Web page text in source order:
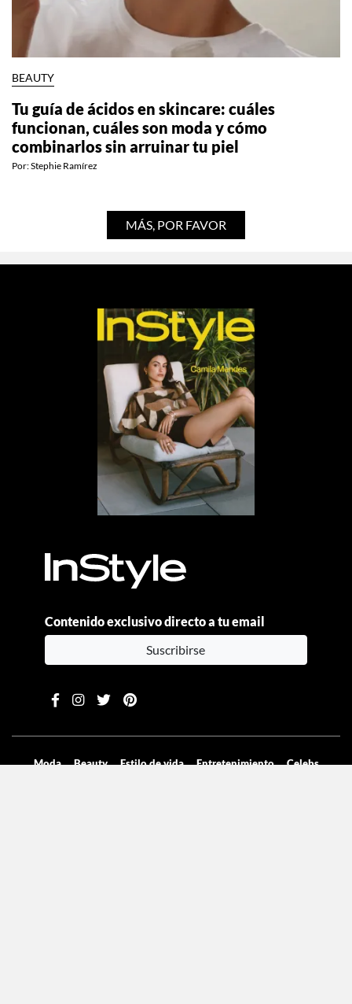
BEAUTY
Tu guía de ácidos en skincare: cuáles
funcionan, cuáles son moda y cómo
combinarlos sin arruinar tu piel
Por:Stephie Ramírez
MÁS, POR FAVOR
Contenido exclusivo directo a tu email
Suscribirse
Moda Beauty Estilo de vida Entretenimiento Celebs